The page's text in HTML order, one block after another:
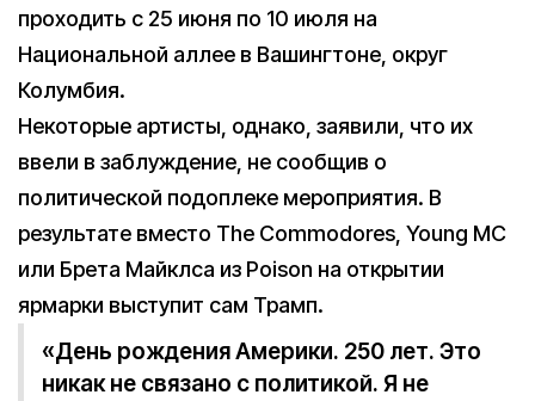
проходить с 25 июня по 10 июля на
Национальной аллее в Вашингтоне, округ
Колумбия.
Некоторые артисты, однако, заявили, что их
ввели в заблуждение, не сообщив о
политической подоплеке мероприятия. В
результате вместо The Commodores, Young MC
или Брета Майклса из Poison на открытии
ярмарки выступит сам Трамп.
«День рождения Америки. 250 лет. Это
никак не связано с политикой. Я не